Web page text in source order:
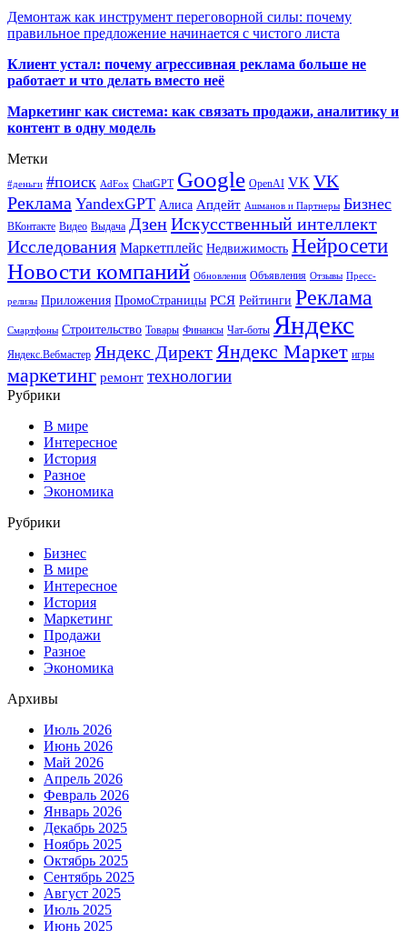
Демонтаж как инструмент переговорной силы: почему
правильное предложение начинается с чистого листа
Клиент устал: почему агрессивная реклама больше не
работает и что делать вместо неё
Маркетинг как система: как связать продажи, аналитику и
контент в одну модель
Метки
#деньги #поиск AdFox ChatGPT Google OpenAI VK VK
Реклама YandexGPT Алиса Апдейт Ашманов и Партнеры Бизнес
ВКонтакте Видео Выдача ДзенИскусственный интеллект
Исследования Маркетплейс Недвижимость Нейросети
Новости компаний Обновления Объявления Отзывы Пресс-
релизы Приложения ПромоСтраницы РСЯ Рейтинги Реклама
Смартфоны Строительство Товары Финансы Чат-боты Яндекс
Яндекс.Вебмастер Яндекс Директ Яндекс Маркет игры
маркетинг ремонт технологии
Рубрики
В мире
Интересное
История
Разное
Экономика
Рубрики
Бизнес
В мире
Интересное
История
Маркетинг
Продажи
Разное
Экономика
Архивы
Июль 2026
Июнь 2026
Май 2026
Апрель 2026
Февраль 2026
Январь 2026
Декабрь 2025
Ноябрь 2025
Октябрь 2025
Сентябрь 2025
Август 2025
Июль 2025
Июнь 2025